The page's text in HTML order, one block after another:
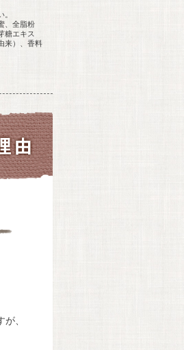
、全脂粉
糖エキス
来）、香料
、